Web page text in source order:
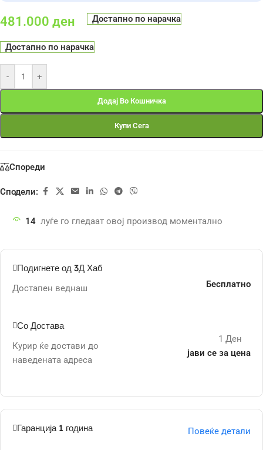
481.000 ден Достапно по нарачка
Достапно по нарачка
- +
Додај Во Кошничка
Купи Сега
Спореди
Сподели:
14 луѓе го гледаат овој производ моментално
Подигнете од 3Д Хаб
Достапен веднаш Бесплатно
Со Достава
Курир ќе достави до
наведената адреса
1 Ден
јави се за цена
Гаранција 1 година Повеќе детали